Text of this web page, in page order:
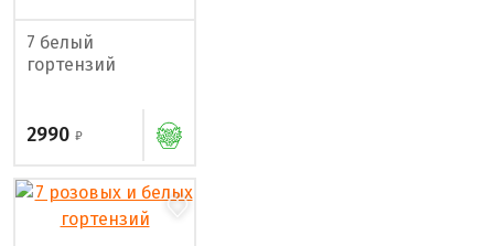
7 белый
гортензий
2990